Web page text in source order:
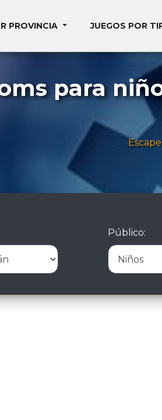
PROVINCIA JUEGOS POR
para
Público: